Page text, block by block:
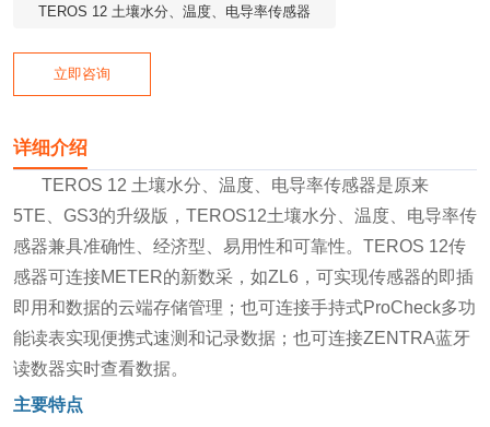
TEROS 12 土壤水分、温度、电导率传感器
立即咨询
详细介绍
TEROS 12 土壤水分、温度、电导率传感器是原来
5TE、GS3的升级版，TEROS12土壤水分、温度、电导率传
感器兼具准确性、经济型、易用性和可靠性。TEROS 12传
感器可连接METER的新数采，如ZL6，可实现传感器的即插
即用和数据的云端存储管理；也可连接手持式ProCheck多功
能读表实现便携式速测和记录数据；也可连接ZENTRA蓝牙
读数器实时查看数据。
主要特点